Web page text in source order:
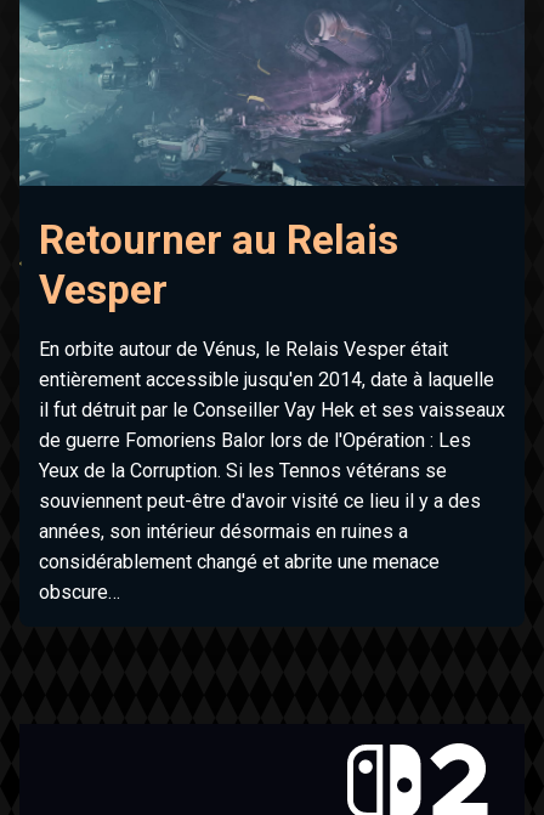
Retourner au Relais
Vesper
En orbite autour de Vénus, le Relais Vesper était
entièrement accessible jusqu'en 2014, date à laquelle
il fut détruit par le Conseiller Vay Hek et ses vaisseaux
de guerre Fomoriens Balor lors de l'Opération : Les
Yeux de la Corruption. Si les Tennos vétérans se
souviennent peut-être d'avoir visité ce lieu il y a des
années, son intérieur désormais en ruines a
considérablement changé et abrite une menace
obscure…